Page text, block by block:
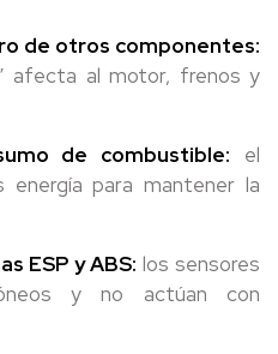
de otros componentes:
afecta al motor, frenos y
de combustible: el
energía para mantener la
ESP y ABS: los sensores
y no actúan con